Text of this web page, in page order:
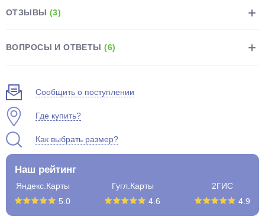
ОТЗЫВЫ (3)
ВОПРОСЫ И ОТВЕТЫ(6)
Сообщить о поступлении
Где купить?
Как выбрать размер?
Наш рейтинг
Яндекс.Карты
5.0
Гугл.Карты
4.6
2ГИС
4.9